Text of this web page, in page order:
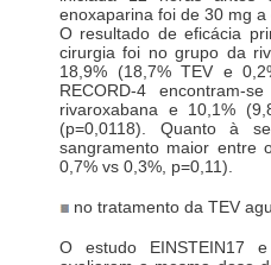
enoxaparina foi de 30 mg
O resultado de eficácia
cirurgia foi no grupo da
18,9% (18,7% TEV e
RECORD-4
rivaroxabana e 10,1%
(p=0,0118). Quanto à
sangramento maior entre
0,7% vs 0,3%, p=0,11).
no tratamento da TEV
O estudo EINSTEIN17